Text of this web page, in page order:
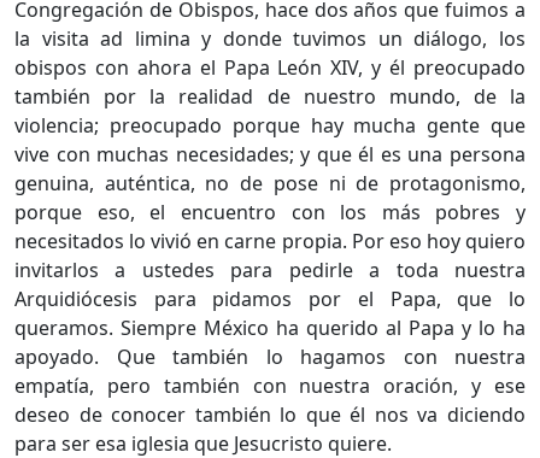
Congregación de Obispos, hace dos años que fuimos a
la visita ad limina y donde tuvimos un diálogo, los
obispos con ahora el Papa León XIV, y él preocupado
también por la realidad de nuestro mundo, de la
violencia; preocupado porque hay mucha gente que
vive con muchas necesidades; y que él es una persona
genuina, auténtica, no de pose ni de protagonismo,
porque eso, el encuentro con los más pobres y
necesitados lo vivió en carne propia. Por eso hoy quiero
invitarlos a ustedes para pedirle a toda nuestra
Arquidiócesis para pidamos por el Papa, que lo
queramos. Siempre México ha querido al Papa y lo ha
apoyado. Que también lo hagamos con nuestra
empatía, pero también con nuestra oración, y ese
deseo de conocer también lo que él nos va diciendo
para ser esa iglesia que Jesucristo quiere.